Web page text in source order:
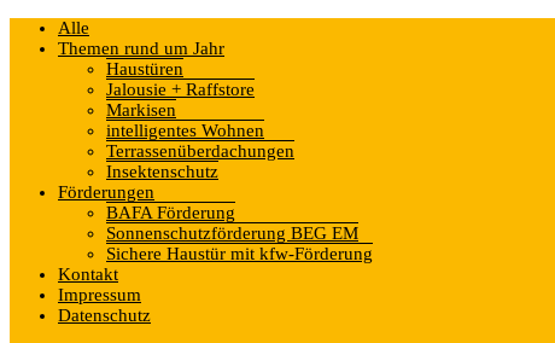
Alle
Themen rund um Jahr
Haustüren
Jalousie + Raffstore
Markisen
intelligentes Wohnen
Terrassenüberdachungen
Insektenschutz
Förderungen
BAFA Förderung
Sonnenschutzförderung BEG EM
Sichere Haustür mit kfw-Förderung
Kontakt
Impressum
Datenschutz